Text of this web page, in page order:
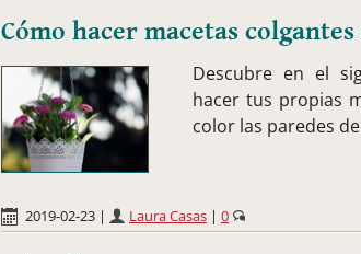
Cómo hacer macetas
Descubre en el
hacer tus propias
color las paredes
2019-02-23 | Laura Casas | 0